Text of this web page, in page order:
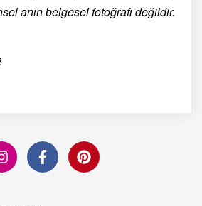
anın belgesel fotoğrafı değildir.